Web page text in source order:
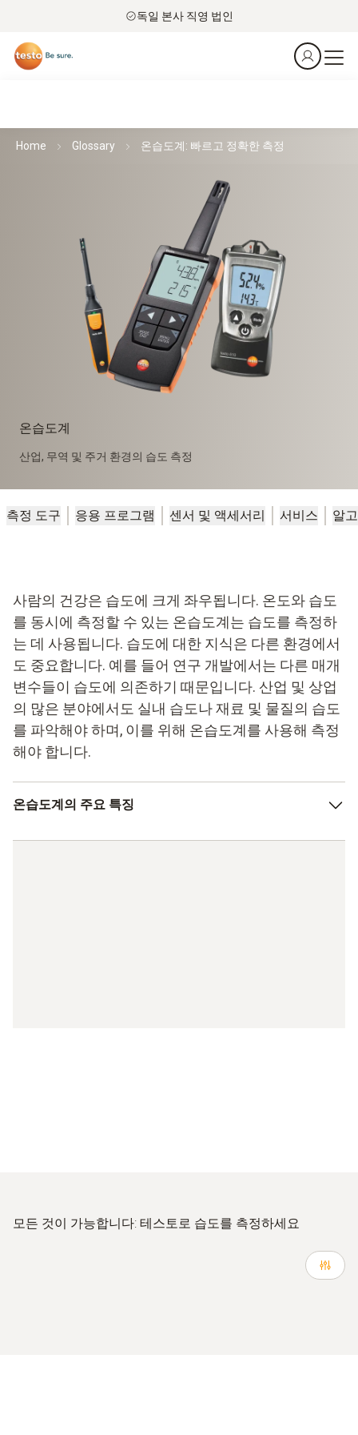
독일 본사 직영 법인
Home Glossary 온습도계: 빠르고 정확한 측정
온습도계
산업, 무역 및 주거 환경의 습도 측정
측정 도구 응용 프로그램 센서 및 액세서리 서비스 알
사람의 건강은 습도에 크게 좌우됩니다. 온도와 습도
를 동시에 측정할 수 있는 온습도계는 습도를 측정하
는 데 사용됩니다. 습도에 대한 지식은 다른 환경에서
도 중요합니다. 예를 들어 연구 개발에서는 다른 매개
변수들이 습도에 의존하기 때문입니다. 산업 및 상업
의 많은 분야에서도 실내 습도나 재료 및 물질의 습도
를 파악해야 하며, 이를 위해 온습도계를 사용해 측정
해야 합니다.
온습도계의 주요 특징
모든 것이 가능합니다: 테스토로 습도를 측정하세요